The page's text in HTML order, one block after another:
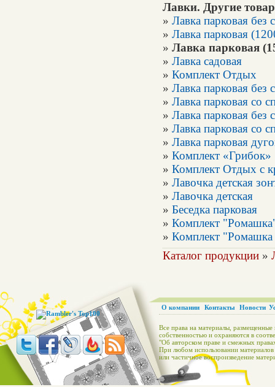
Лавки. Другие
» Лавка парковая без
» Лавка парковая
» Лавка парковая
» Лавка садовая
» Комплект Отдых
» Лавка парковая
» Лавка парковая со
» Лавка парковая
» Лавка парковая со
» Лавка парковая
» Комплект «Грибок»
» Комплект Отдых с
» Лавочка детская
» Лавочка детская
» Беседка парковая
» Комплект
» Комплект
Каталог продукции »
О компании Контакты Новости
Все права на материалы, размещенные
собственностью и охраняются в
"Об авторском праве и смежных
При любом использовании
или частичное воспроизведение